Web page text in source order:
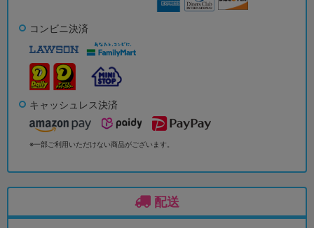
コンビニ決済
キャッシュレス決済
※一部ご利用いただけない商品がございます。
配送